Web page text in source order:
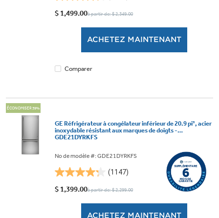
étoile(s)
$ 1,499.00à partir de: $ 2,349.00
ACHETEZ MAINTENANT
Comparer
ÉCONOMISER 39%
GE Réfrigérateur à congélateur inférieur de 20.9 pi³, acier
inoxydable résistant aux marques de doigts -
GDE21DYRKFS
No de modèle #: GDE21DYRKFS
(1147)
4.3
étoile(s)
$ 1,399.00à partir de: $ 2,299.00
ACHETEZ MAINTENANT